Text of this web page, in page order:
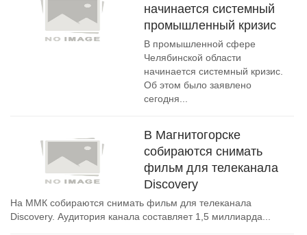
начинается системный
промышленный кризис
В промышленной сфере
Челябинской области
начинается системный кризис.
Об этом было заявлено
сегодня...
В Магнитогорске
собираются снимать
фильм для телеканала
Discovery
На ММК собираются снимать фильм для телеканала
Discovery. Аудитория канала составляет 1,5 миллиарда...